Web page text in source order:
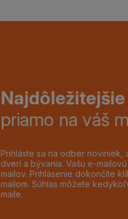
priamo na váš
Prihláste sa na odber
dverí a bývania. Vašu e-
mailov. Prihlásenie dokončíte
mailom. Súhlas môžete
maile.